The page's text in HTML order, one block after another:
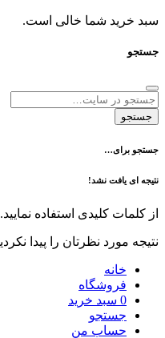
شما خالی است.
نشد!
کلیدی استفاده نمایید.
نظرتان را پیدا نکردید؟ آرشیو
سبد خرید
من